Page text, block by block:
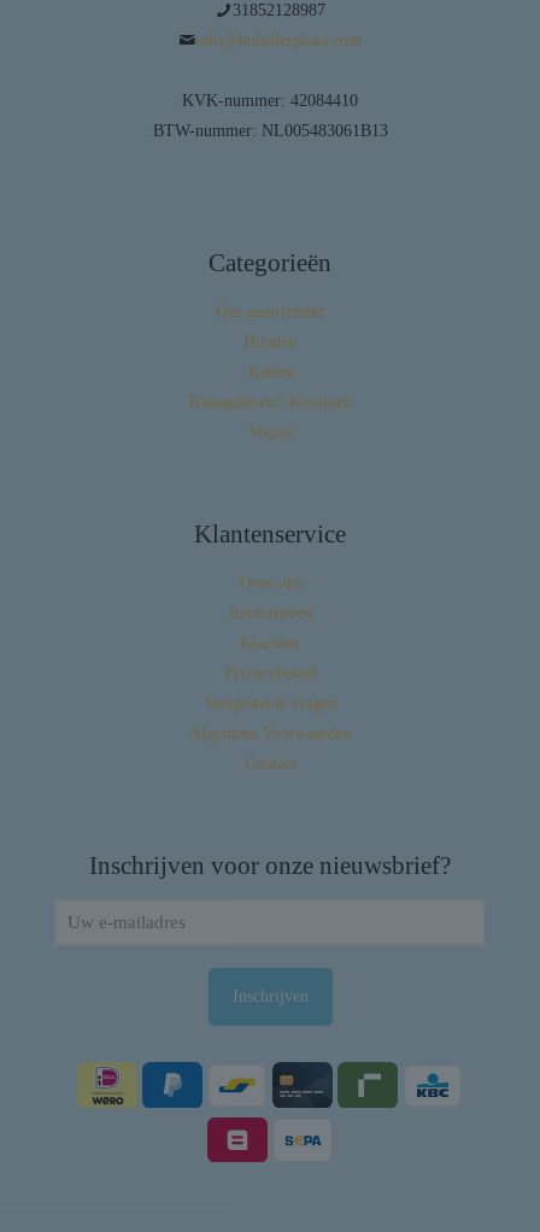
31852128987
info@huisdierplaza.com
KVK-nummer: 42084410
BTW-nummer: NL005483061B13
Categorieën
Ons assortiment
Honden
Katten
Knaagdieren / Konijnen
Vogels
Klantenservice
Over ons
Retourneren
Klachten
Privacybeleid
Veelgestelde vragen
Algemene Voorwaarden
Contact
Inschrijven voor onze nieuwsbrief?